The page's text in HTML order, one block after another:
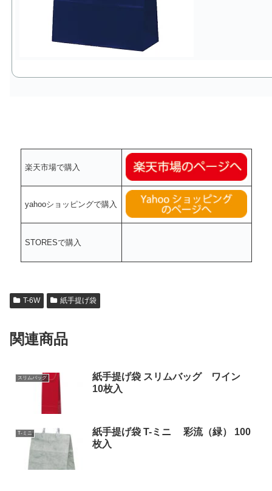
楽天市場で購入
yahooショッピングで購入
STORESで購入
T-6W 紙手提げ袋
関連商品
スリムバッグ
紙手提げ袋 スリムバッグ ワイン
10枚入
T-ミニ
紙手提げ袋 T-ミニ 彩流（緑） 100
枚入